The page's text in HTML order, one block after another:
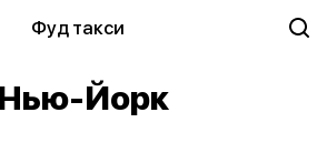
Фуд такси
Йорк